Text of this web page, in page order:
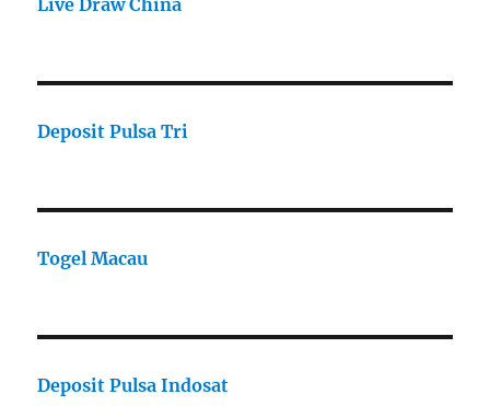
Live Draw China
Deposit Pulsa Tri
Togel Macau
Deposit Pulsa Indosat